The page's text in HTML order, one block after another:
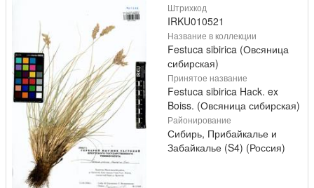
Штрихкод
IRKU010521
Название в коллекции
Festuca sibirica (Овсяница
сибирская)
Принятое название
Festuca sibirica Hack. ex
Boiss. (Овсяница сибирская)
Районирование
Сибирь, Прибайкалье и
Забайкалье (S4) (Россия)